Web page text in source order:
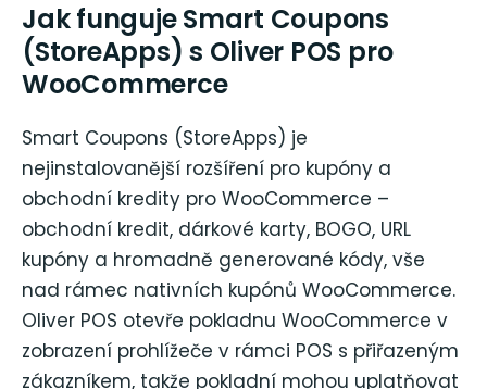
Jak funguje Smart Coupons
(StoreApps) s Oliver POS pro
WooCommerce
Smart Coupons (StoreApps) je
nejinstalovanější rozšíření pro kupóny a
obchodní kredity pro WooCommerce –
obchodní kredit, dárkové karty, BOGO, URL
kupóny a hromadně generované kódy, vše
nad rámec nativních kupónů WooCommerce.
Oliver POS otevře pokladnu WooCommerce v
zobrazení prohlížeče v rámci POS s přiřazeným
zákazníkem, takže pokladní mohou uplatňovat